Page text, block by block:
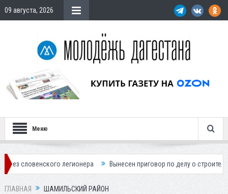
09 августа, 2026
Меню
легионера Вынесен приговор по делу о строительстве гостиницы у
ГЛАВНАЯ ШАМИЛЬСКИЙ РАЙОН